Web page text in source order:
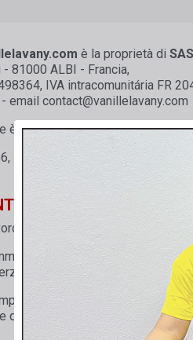
è la proprietà di
81000 ALBI - Francia,
IVA intracomunitária FR
email
è Lucia RANJA SALVETAT,
Place de La Vie - 81600
di cui SAS LALINE SAVEURS
sequenze sonore
che hanno autorizzato ad
di detto sito e di
della Proprietà Intellettuale e